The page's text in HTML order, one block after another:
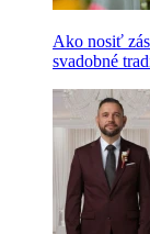
Ako nosiť
svadobné